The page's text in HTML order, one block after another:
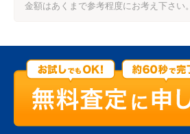
金額はあくまで参考程度にお考え下さい。